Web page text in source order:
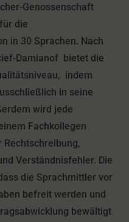
Genossenschaft
die
in 30 Sprachen. Nach
Damianof bietet die
indem
in seine
wird jede
Fachkollegen
Rechtschreibung,
Verständnisfehler. Die
die Sprachmittler vor
befreit werden und
bewältigt